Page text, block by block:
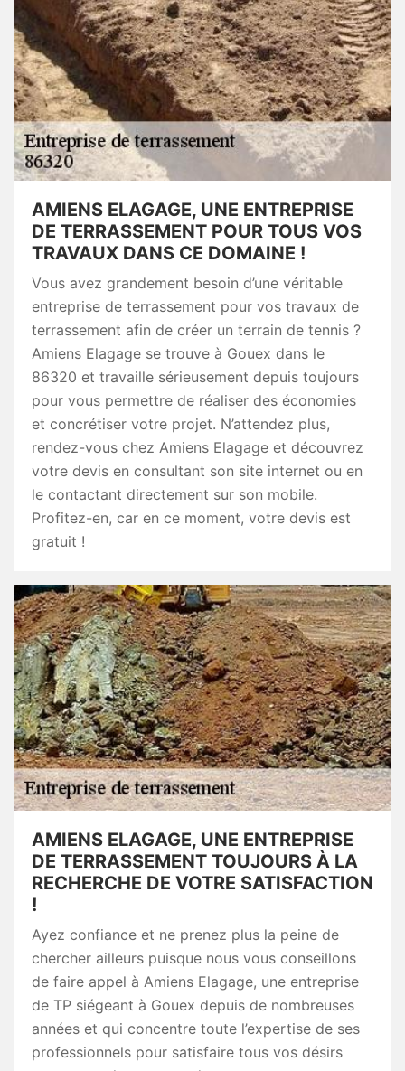
AMIENS ELAGAGE, UNE ENTREPRISE
DE TERRASSEMENT POUR TOUS VOS
TRAVAUX DANS CE DOMAINE !
Vous avez grandement besoin d’une véritable
entreprise de terrassement pour vos travaux de
terrassement afin de créer un terrain de tennis ?
Amiens Elagage se trouve à Gouex dans le
86320 et travaille sérieusement depuis toujours
pour vous permettre de réaliser des économies
et concrétiser votre projet. N’attendez plus,
rendez-vous chez Amiens Elagage et découvrez
votre devis en consultant son site internet ou en
le contactant directement sur son mobile.
Profitez-en, car en ce moment, votre devis est
gratuit !
AMIENS ELAGAGE, UNE ENTREPRISE
DE TERRASSEMENT TOUJOURS À LA
RECHERCHE DE VOTRE SATISFACTION
!
Ayez confiance et ne prenez plus la peine de
chercher ailleurs puisque nous vous conseillons
de faire appel à Amiens Elagage, une entreprise
de TP siégeant à Gouex depuis de nombreuses
années et qui concentre toute l’expertise de ses
professionnels pour satisfaire tous vos désirs